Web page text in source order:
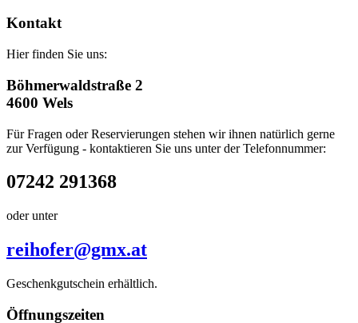
Kontakt
Hier finden Sie uns:
Böhmerwaldstraße 2
4600 Wels
Für Fragen oder Reservierungen stehen wir ihnen natürlich gerne
zur Verfügung - kontaktieren Sie uns unter der Telefonnummer:
07242 291368
oder unter
reihofer@gmx.at
Geschenkgutschein erhältlich.
Öffnungszeiten